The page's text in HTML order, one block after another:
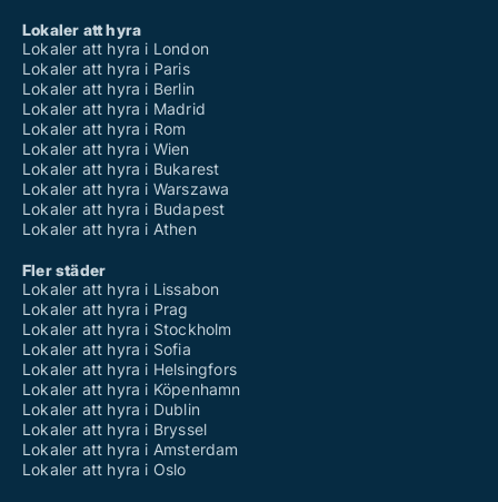
Lokaler att hyra
Lokaler att hyra i London
Lokaler att hyra i Paris
Lokaler att hyra i Berlin
Lokaler att hyra i Madrid
Lokaler att hyra i Rom
Lokaler att hyra i Wien
Lokaler att hyra i Bukarest
Lokaler att hyra i Warszawa
Lokaler att hyra i Budapest
Lokaler att hyra i Athen
Fler städer
Lokaler att hyra i Lissabon
Lokaler att hyra i Prag
Lokaler att hyra i Stockholm
Lokaler att hyra i Sofia
Lokaler att hyra i Helsingfors
Lokaler att hyra i Köpenhamn
Lokaler att hyra i Dublin
Lokaler att hyra i Bryssel
Lokaler att hyra i Amsterdam
Lokaler att hyra i Oslo